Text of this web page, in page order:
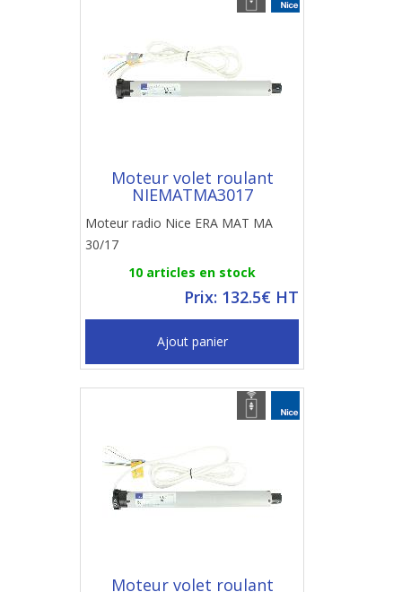
Moteur volet roulant
NIEMATMA3017
Moteur radio Nice ERA MAT MA
30/17
10 articles en stock
Prix: 132.5€ HT
Ajout panier
Moteur volet roulant